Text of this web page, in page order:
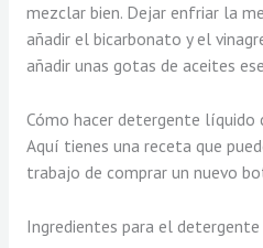
mezclar bien. Dejar enfriar la
añadir el bicarbonato y el
añadir unas gotas de aceites
Cómo hacer detergente líquido
Aquí tienes una receta que
trabajo de comprar un nuevo
Ingredientes para el